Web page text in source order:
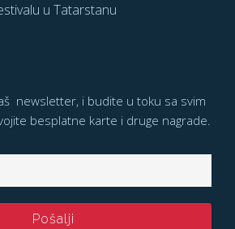
u Tatarstanu
newsletter, i budite u toku sa svim
besplatne karte i druge nagrade.